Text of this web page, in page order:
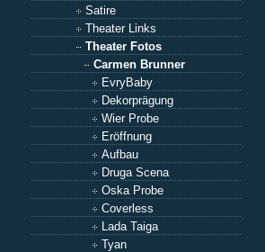
Satire
Theater Links
Theater Fotos
Carmen Brunner
EvryBaby
Dekorprägung
Wier Probe
Eröffnung
Aufbau
Druga Scena
Oska Probe
Coverless
Lada Taiga
Tyan